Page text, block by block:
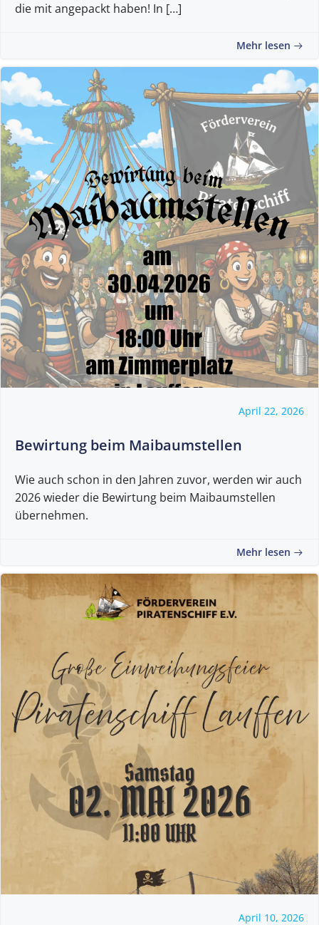
die mit angepackt haben! In […]
Mehr lesen
April 22, 2026
Bewirtung beim Maibaumstellen
Wie auch schon in den Jahren zuvor, werden wir auch
2026 wieder die Bewirtung beim Maibaumstellen
übernehmen.
Mehr lesen
April 10, 2026